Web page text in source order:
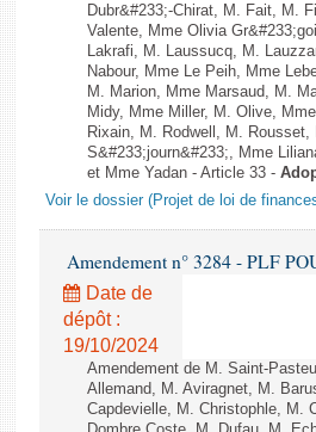
Dubr&#233;-Chirat, M. Fait, M.
Valente, Mme Olivia
Lakrafi, M. Laussucq, M.
Nabour, Mme Le Peih, Mme
M. Marion, Mme Marsaud, M.
Midy, Mme Miller, M. Olive,
Rixain, M. Rodwell, M.
S&#233;journ&#233;, Mme
et Mme Yadan - Article 33 -
Voir le dossier (Projet de loi de
Amendement n° 3284 - PLF
Date de
dépôt :
19/10/2024
Amendement de M. Saint-
Allemand, M. Aviragnet, M.
Capdevielle, M. Christophle, M.